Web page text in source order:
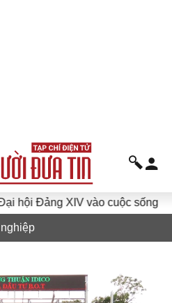
XIV vào cuộc sống